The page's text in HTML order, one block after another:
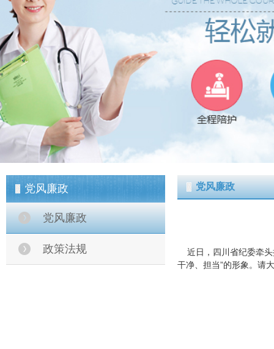
党风廉政
党风廉政
政策法规
党风廉政
近日，四川省纪委牵头
干净、担当”的形象。请